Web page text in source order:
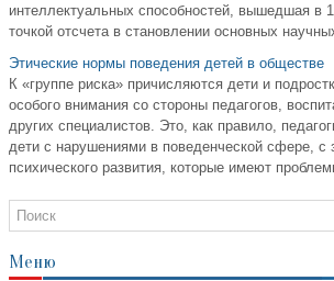
интеллектуальных способностей, вышедшая в
точкой отсчета в становлении основных
Этические нормы поведения детей в обществе
К «группе риска» причисляются дети и
особого внимания со стороны педагогов,
других специалистов. Это, как правило,
дети с нарушениями в поведенческой сфере, с
психического развития, которые имеют
Меню